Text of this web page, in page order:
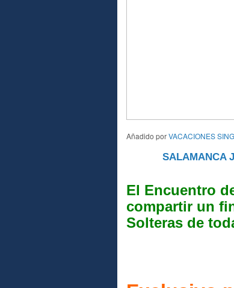
Añadido porVACACIONES
SALAMANCA
El Encuentro
compartir un
Solteras de